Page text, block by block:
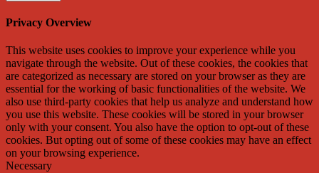
Privacy Overview
This website uses cookies to improve your experience while you
navigate through the website. Out of these cookies, the cookies that
are categorized as necessary are stored on your browser as they are
essential for the working of basic functionalities of the website. We
also use third-party cookies that help us analyze and understand how
you use this website. These cookies will be stored in your browser
only with your consent. You also have the option to opt-out of these
cookies. But opting out of some of these cookies may have an effect
on your browsing experience.
Necessary